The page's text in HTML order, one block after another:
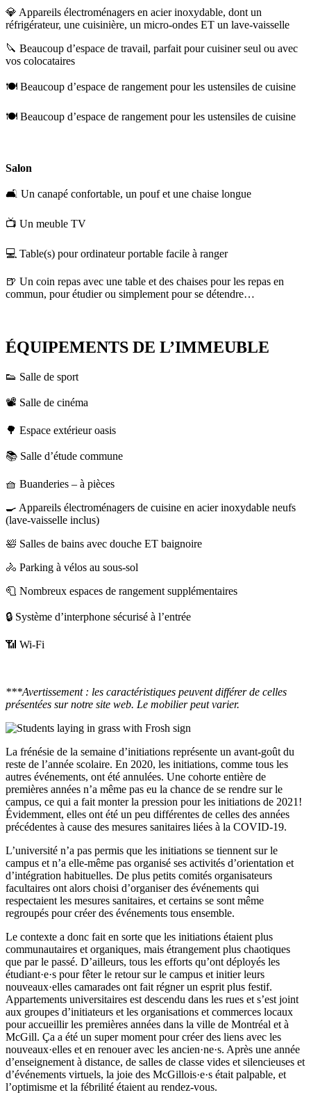
💎 Appareils électroménagers en acier inoxydable, dont un
réfrigérateur, une cuisinière, un micro-ondes ET un lave-vaisselle
🔪 Beaucoup d’espace de travail, parfait pour cuisiner seul ou avec
vos colocataires
🍽️ Beaucoup d’espace de rangement pour les ustensiles de cuisine
🍽️ Beaucoup d’espace de rangement pour les ustensiles de cuisine
Salon
🛋️ Un canapé confortable, un pouf et une chaise longue
📺 Un meuble TV
💻 Table(s) pour ordinateur portable facile à ranger
🍺 Un coin repas avec une table et des chaises pour les repas en
commun, pour étudier ou simplement pour se détendre…
ÉQUIPEMENTS DE L’IMMEUBLE
👟 Salle de sport
📽️ Salle de cinéma
🌳 Espace extérieur oasis
📚 Salle d’étude commune
🧺 Buanderies – à pièces
🍳 Appareils électroménagers de cuisine en acier inoxydable neufs
(lave-vaisselle inclus)
🛀 Salles de bains avec douche ET baignoire
🚴 Parking à vélos au sous-sol
🧻 Nombreux espaces de rangement supplémentaires
🔒 Système d’interphone sécurisé à l’entrée
📶 Wi-Fi
***Avertissement : les caractéristiques peuvent différer de celles
présentées sur notre site web. Le mobilier peut varier.
La frénésie de la semaine d’initiations représente un avant-goût du
reste de l’année scolaire. En 2020, les initiations, comme tous les
autres événements, ont été annulées. Une cohorte entière de
premières années n’a même pas eu la chance de se rendre sur le
campus, ce qui a fait monter la pression pour les initiations de 2021!
Évidemment, elles ont été un peu différentes de celles des années
précédentes à cause des mesures sanitaires liées à la COVID-19.
L’université n’a pas permis que les initiations se tiennent sur le
campus et n’a elle-même pas organisé ses activités d’orientation et
d’intégration habituelles. De plus petits comités organisateurs
facultaires ont alors choisi d’organiser des événements qui
respectaient les mesures sanitaires, et certains se sont même
regroupés pour créer des événements tous ensemble.
Le contexte a donc fait en sorte que les initiations étaient plus
communautaires et organiques, mais étrangement plus chaotiques
que par le passé. D’ailleurs, tous les efforts qu’ont déployés les
étudiant·e·s pour fêter le retour sur le campus et initier leurs
nouveaux·elles camarades ont fait régner un esprit plus festif.
Appartements universitaires est descendu dans les rues et s’est joint
aux groupes d’initiateurs et les organisations et commerces locaux
pour accueillir les premières années dans la ville de Montréal et à
McGill. Ça a été un super moment pour créer des liens avec les
nouveaux·elles et en renouer avec les ancien·ne·s. Après une année
d’enseignement à distance, de salles de classe vides et silencieuses et
d’événements virtuels, la joie des McGillois·e·s était palpable, et
l’optimisme et la fébrilité étaient au rendez-vous.